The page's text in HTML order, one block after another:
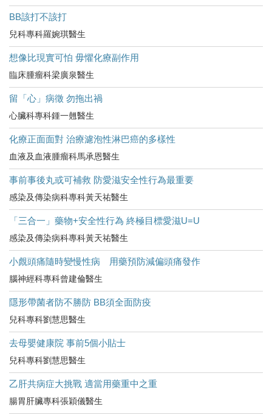
BB該打不該打
兒科專科羅婉琪醫生
想像比現實可怕 毋懼化療副作用
臨床腫瘤科梁廣泉醫生
留「心」病徵 勿拖出禍
心臟科專科鍾一翹醫生
化療正面面對 治療濾泡性淋巴癌的多樣性
血液及血液腫瘤科馬承恩醫生
事前事後丸或可補救 防愛滋安全性行為最重要
感染及傳染病科專科黃天祐醫生
「三合一」藥物+安全性行為 終極目標愛滋U=U
感染及傳染病科專科黃天祐醫生
小覤頭痛隨時變慢性病 用藥預防減偏頭痛發作
腦神經科專科曾建倫醫生
隱形帶菌者防不勝防 BB須全面防疫
兒科專科劉慧思醫生
去母嬰健康院 事前5個小貼士
兒科專科劉慧思醫生
乙肝共病症大挑戰 適當用藥重中之重
腸胃肝臟專科張穎儀醫生